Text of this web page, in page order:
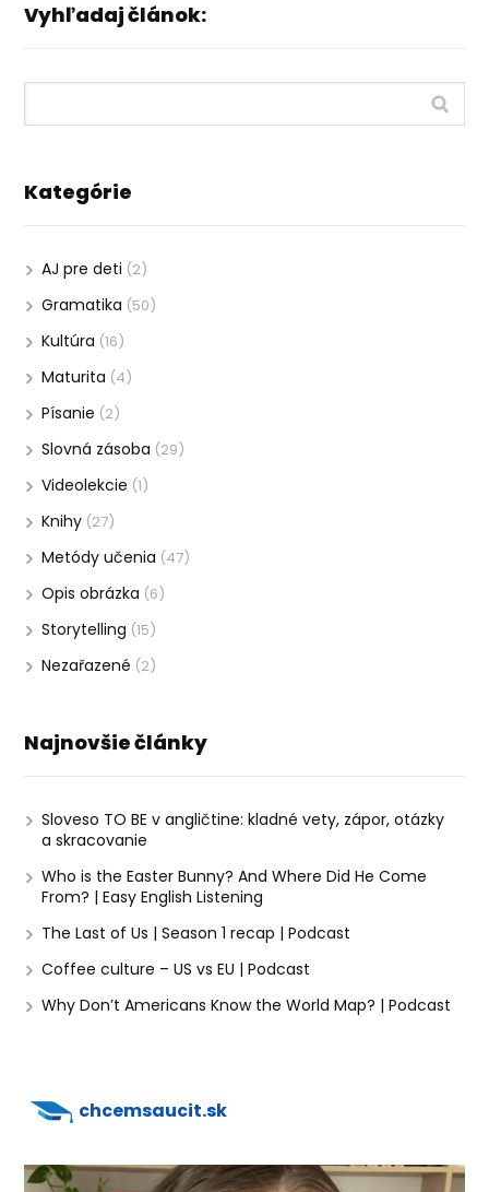
Vyhľadaj článok:
Kategórie
AJ pre deti (2)
Gramatika (50)
Kultúra (16)
Maturita (4)
Písanie (2)
Slovná zásoba (29)
Videolekcie (1)
Knihy (27)
Metódy učenia (47)
Opis obrázka (6)
Storytelling (15)
Nezařazené (2)
Najnovšie články
Sloveso TO BE v angličtine: kladné vety, zápor, otázky
a skracovanie
Who is the Easter Bunny? And Where Did He Come
From? | Easy English Listening
The Last of Us | Season 1 recap | Podcast
Coffee culture – US vs EU | Podcast
Why Don’t Americans Know the World Map? | Podcast
chcemsaucit.sk